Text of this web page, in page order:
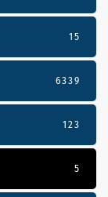
15
6339
123
5